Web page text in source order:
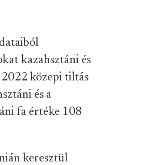
kazahsztáni és
közepi tiltás
és a
fa értéke 108
keresztül